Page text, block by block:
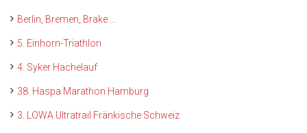
Berlin, Bremen, Brake …
5. Einhorn-Triathlon
4. Syker Hachelauf
38. Haspa Marathon Hamburg
3. LOWA Ultratrail Fränkische Schweiz